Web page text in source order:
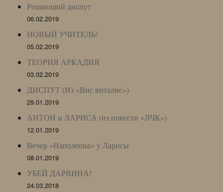
Решающий диспут
06.02.2019
НОВЫЙ УЧИТЕЛЬ!
05.02.2019
ТЕОРИЯ АРКАДИЯ
03.02.2019
ДИСПУТ (Из «Вис виталис»)
29.01.2019
АНТОН и ЛАРИСА (из повести «ЛЧК»)
12.01.2019
Вечер «Наполеона» у Ларисы
08.01.2019
УБЕЙ ДАРВИНА!
24.03.2018